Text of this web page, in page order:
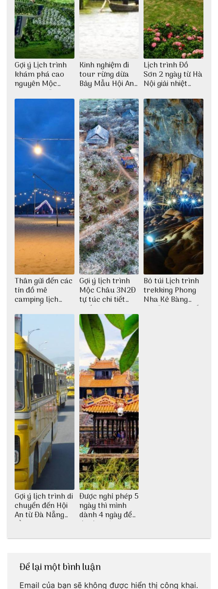
Gợi ý Lịch trình
khám phá cao
nguyên Mộc
Châu 2N1Đ cực
chi tiết
Kinh nghiệm đi
tour rừng dừa
Bảy Mẫu Hội An
Lịch trình Đồ
Sơn 2 ngày từ Hà
Nội giải nhiệt
Thân gửi đến các
tín đồ mê
camping lịch
trình cắm trại
Huế tự túc 2N1Đ
chi tiết nhất
Gợi ý lịch trình
Mộc Châu 3N2Đ
tự túc chi tiết
nhất
Bỏ túi Lịch trình
trekking Phong
Nha Kẻ Bàng
3N2Đ cực chi tiết
Gợi ý lịch trình di
chuyển đến Hội
An từ Đà Nẵng
bằng xe bus
Được nghỉ phép 5
ngày thì mình
dành 4 ngày để
đu đưa Lịch
Để lại một bình luận
Email của bạn sẽ không được hiển thị công khai.